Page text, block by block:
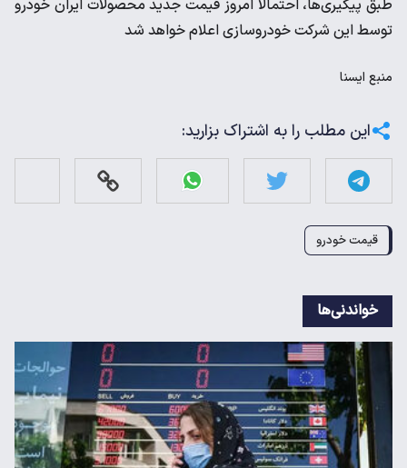
طبق پیگیری‌ها، احتمالا امروز قیمت جدید محصولات ایران خودرو
توسط این شرکت خودروسازی اعلام خواهد شد
منبع ايسنا
این مطلب را به اشتراک بزارید:
قیمت خودرو
خواندنی‌ها